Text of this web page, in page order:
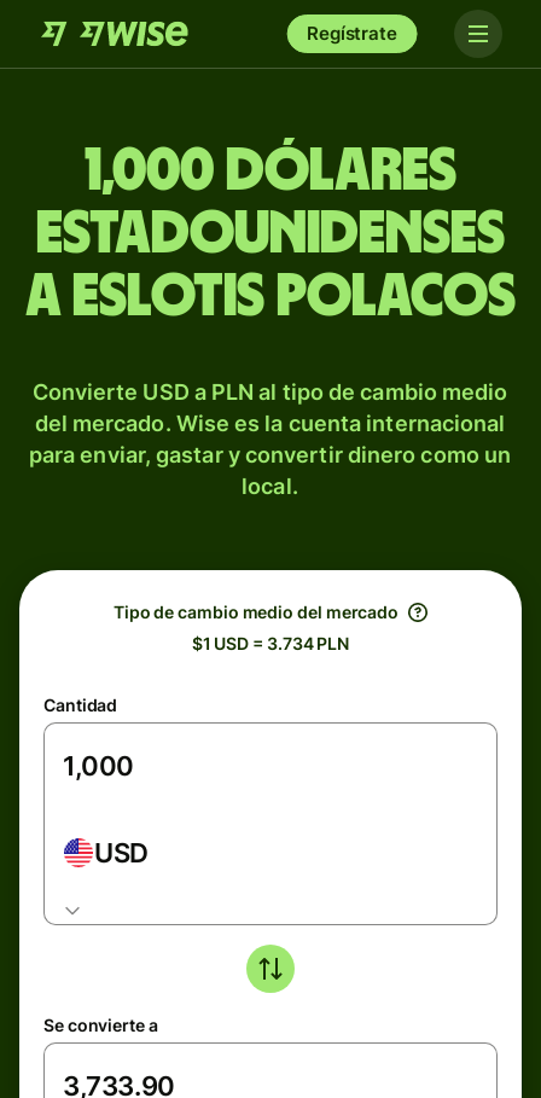
Regístrate
1,000 dólares
estadounidenses
a eslotis polacos
Convierte USD a PLN al tipo de cambio medio
del mercado. Wise es la cuenta internacional
para enviar, gastar y convertir dinero como un
local.
Tipo de cambio medio del mercado
$1 USD = 3.734 PLN
Cantidad
USD
Se convierte a